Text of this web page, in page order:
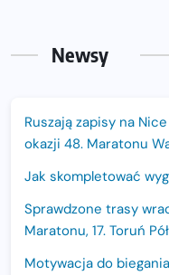
Newsy
Ruszają zapisy na
okazji 48. Maratonu
Jak skompletować
Sprawdzone trasy
Maratonu, 17. Toruń
Motywacja do